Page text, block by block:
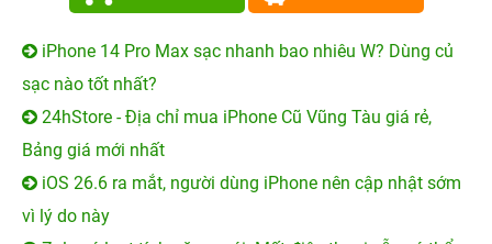
iPhone 14 Pro Max sạc nhanh bao nhiêu W? Dùng củ
sạc nào tốt nhất?
24hStore - Địa chỉ mua iPhone Cũ Vũng Tàu giá rẻ,
Bảng giá mới nhất
iOS 26.6 ra mắt, người dùng iPhone nên cập nhật sớm
vì lý do này